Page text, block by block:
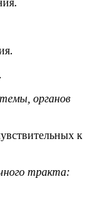
органов
к
тракта: